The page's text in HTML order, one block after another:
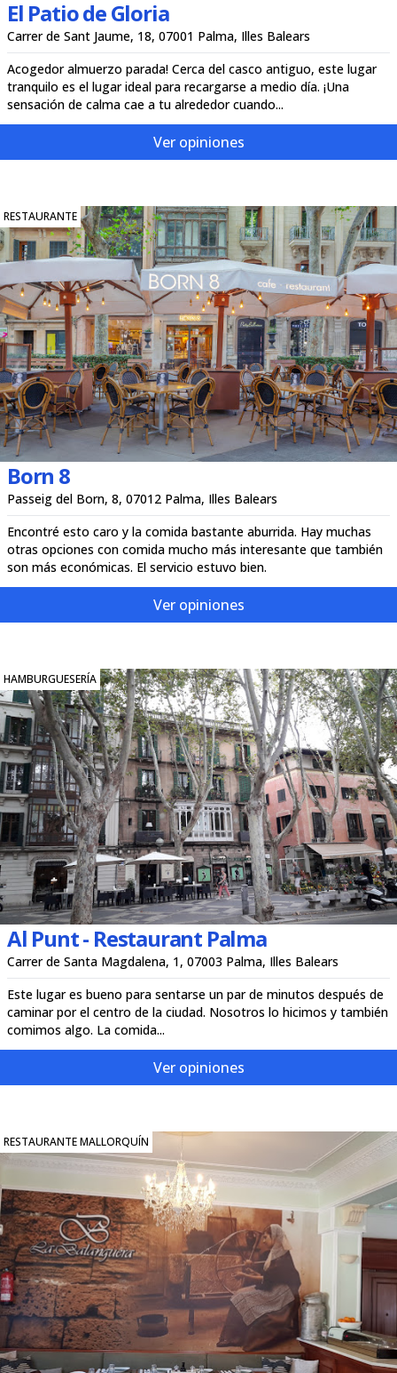
El Patio de Gloria
Carrer de Sant Jaume, 18, 07001 Palma, Illes Balears
Acogedor almuerzo parada! Cerca del casco antiguo, este lugar
tranquilo es el lugar ideal para recargarse a medio día. ¡Una
sensación de calma cae a tu alrededor cuando...
Ver opiniones
RESTAURANTE
Born 8
Passeig del Born, 8, 07012 Palma, Illes Balears
Encontré esto caro y la comida bastante aburrida. Hay muchas
otras opciones con comida mucho más interesante que también
son más económicas. El servicio estuvo bien.
Ver opiniones
HAMBURGUESERÍA
Al Punt - Restaurant Palma
Carrer de Santa Magdalena, 1, 07003 Palma, Illes Balears
Este lugar es bueno para sentarse un par de minutos después de
caminar por el centro de la ciudad. Nosotros lo hicimos y también
comimos algo. La comida...
Ver opiniones
RESTAURANTE MALLORQUÍN